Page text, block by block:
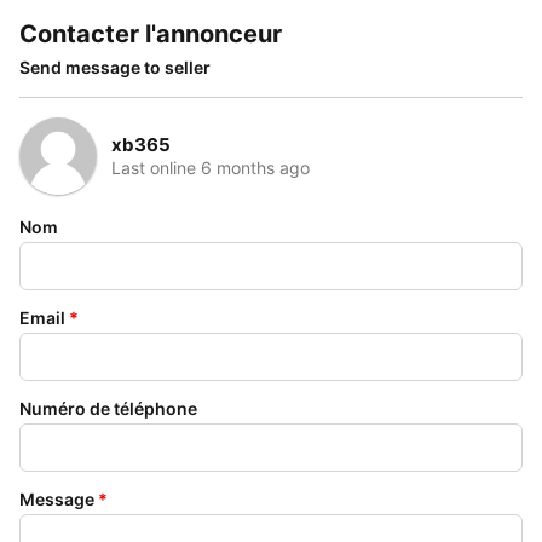
Contacter l'annonceur
Send message to seller
xb365
Last online 6 months ago
Nom
Email *
Numéro de téléphone
Message *